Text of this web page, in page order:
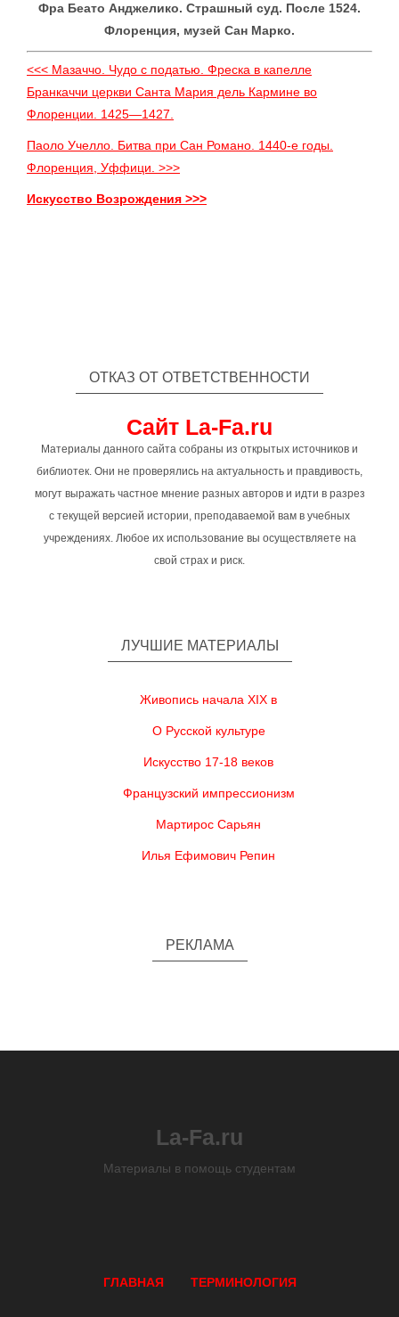
Фра Беато Анджелико. Страшный суд. После 1524.
Флоренция, музей Сан Марко.
<<< Мазаччо. Чудо с податью. Фреска в капелле
Бранкаччи церкви Санта Мария дель Кармине во
Флоренции. 1425—1427.
Паоло Учелло. Битва при Сан Романо. 1440-е годы.
Флоренция, Уффици. >>>
Искусство Возрождения >>>
ОТКАЗ ОТ ОТВЕТСТВЕННОСТИ
Сайт La-Fa.ru
Материалы данного сайта собраны из открытых источников и
библиотек. Они не проверялись на актуальность и правдивость,
могут выражать частное мнение разных авторов и идти в разрез
с текущей версией истории, преподаваемой вам в учебных
учреждениях. Любое их использование вы осуществляете на
свой страх и риск.
ЛУЧШИЕ МАТЕРИАЛЫ
Живопись начала XIX в
О Русской культуре
Искусство 17-18 веков
Французский импрессионизм
Мартирос Сарьян
Илья Ефимович Репин
РЕКЛАМА
La-Fa.ru
Материалы в помощь студентам
ГЛАВНАЯ ТЕРМИНОЛОГИЯ